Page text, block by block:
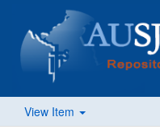
View Item